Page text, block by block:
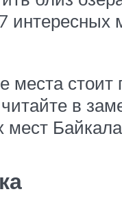
интересных
места стоит
в
мест